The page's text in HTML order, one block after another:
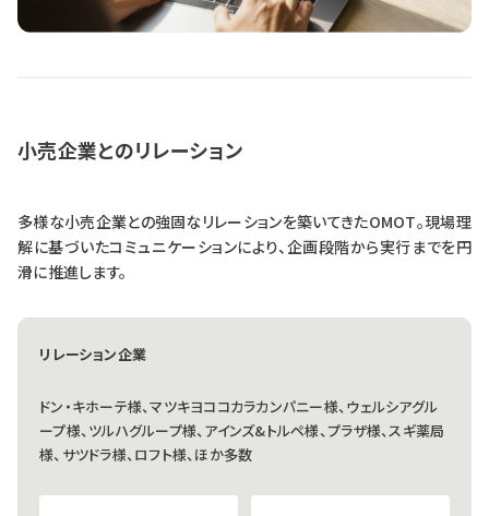
小売企業とのリレーション
多様な小売企業との強固なリレーションを築いてきたOMOT。現場理
解に基づいたコミュニケーションにより、企画段階から実行までを円
滑に推進します。
リレーション企業
ドン・キホーテ様、マツキヨココカラカンパニー様、ウェルシアグル
ープ様、ツルハグループ様、アインズ&トルペ様、プラザ様、スギ薬局
様、サツドラ様、ロフト様、ほか多数